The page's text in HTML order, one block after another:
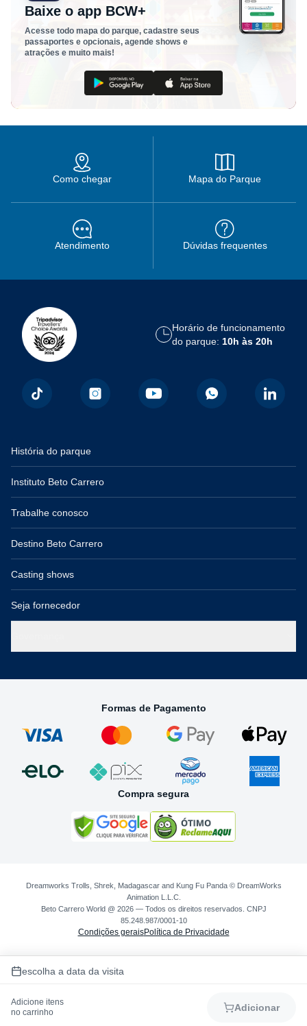
Baixe o app BCW+
Acesse todo mapa do parque, cadastre seus
passaportes e opcionais, agende shows e
atrações e muito mais!
Como chegar Mapa do Parque
Atendimento Dúvidas frequentes
Horário de funcionamento
do parque: 10h às 20h
História do parque
Instituto Beto Carrero
Trabalhe conosco
Destino Beto Carrero
Casting shows
Seja fornecedor
Formas de Pagamento
Compra segura
Dreamworks Trolls, Shrek, Madagascar and Kung Fu Panda © DreamWorks
Animation L.L.C.
Beto Carrero World @ 2026 — Todos os direitos reservados. CNPJ
85.248.987/0001-10
Condições geraisPolítica de Privacidade
escolha a data da visita
Adicione itens
no carrinho
Adicionar